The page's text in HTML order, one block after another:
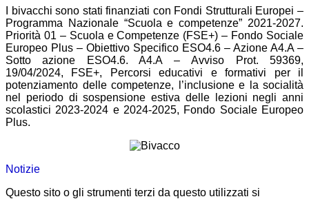
I bivacchi sono stati finanziati con Fondi Strutturali Europei –
Programma Nazionale “Scuola e competenze” 2021-2027.
Priorità 01 – Scuola e Competenze (FSE+) – Fondo Sociale
Europeo Plus – Obiettivo Specifico ESO4.6 – Azione A4.A –
Sotto azione ESO4.6. A4.A – Avviso Prot. 59369,
19/04/2024, FSE+, Percorsi educativi e formativi per il
potenziamento delle competenze, l’inclusione e la socialità
nel periodo di sospensione estiva delle lezioni negli anni
scolastici 2023-2024 e 2024-2025, Fondo Sociale Europeo
Plus.
Notizie
Questo sito o gli strumenti terzi da questo utilizzati si